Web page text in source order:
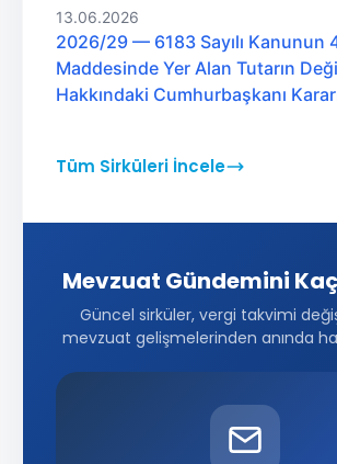
13.06.2026
2026/29 — 6183 Sayılı Kanunun
Maddesinde Yer Alan Tutarın
Hakkındaki Cumhurbaşkanı
Tüm Sirküleri İncele
Mevzuat Gündemini
Güncel sirküler, vergi takvimi
mevzuat gelişmelerinden anında